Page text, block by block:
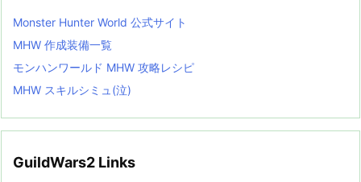
Monster Hunter World 公式サイト
MHW 作成装備一覧
モンハンワールド MHW 攻略レシピ
MHW スキルシミュ(泣)
GuildWars2 Links